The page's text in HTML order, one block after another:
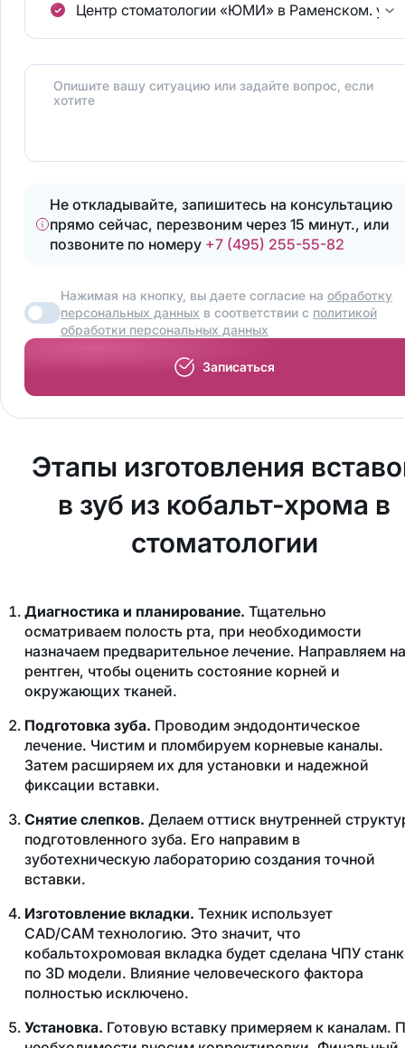
Центр стоматологии «ЮМИ» в Раменском. ул.
Опишите вашу ситуацию или задайте вопрос, если
хотите
Не откладывайте, запишитесь на консультацию
прямо сейчас, перезвоним через 15 минут., или
позвоните по номеру +7 (495) 255-55-82
Нажимая на кнопку, вы даете согласие наобработку
персональных данных в соответствии с политикой
обработки персональных данных
Записаться
Этапы изготовления
в зуб из кобальт-хрома в
стоматологии
Диагностика и планирование. Тщательно
осматриваем полость рта, при необходимости
назначаем предварительное лечение. Направляем на
рентген, чтобы оценить состояние корней и
окружающих тканей.
Подготовка зуба. Проводим эндодонтическое
лечение. Чистим и пломбируем корневые каналы.
Затем расширяем их для установки и надежной
фиксации вставки.
Снятие слепков. Делаем оттиск внутренней
подготовленного зуба. Его направим в
зуботехническую лабораторию создания точной
вставки.
Изготовление вкладки. Техник использует
CAD/CAM технологию. Это значит, что
кобальтохромовая вкладка будет сделана ЧПУ
по 3D модели. Влияние человеческого фактора
полностью исключено.
Установка. Готовую вставку примеряем к каналам.